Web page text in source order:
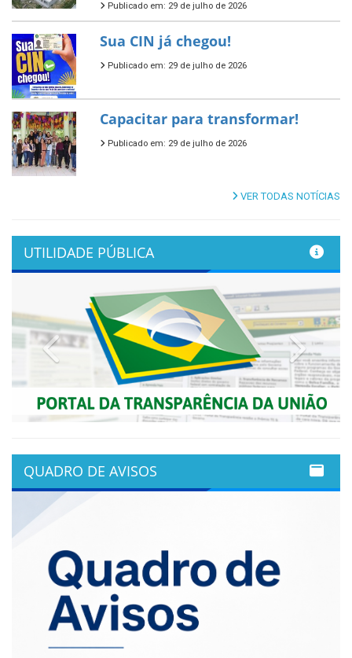
Publicado em: 29 de julho de 2026
Sua CIN já chegou!
Publicado em: 29 de julho de 2026
Capacitar para transformar!
Publicado em: 29 de julho de 2026
VER TODAS NOTÍCIAS
UTILIDADE PÚBLICA
Previous Next
QUADRO DE AVISOS